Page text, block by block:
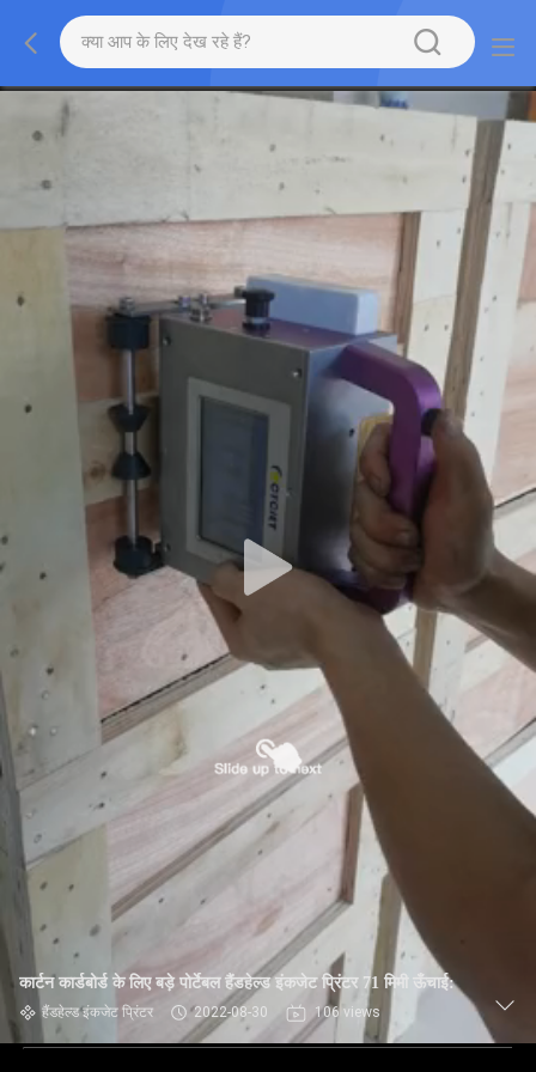
कार्टन कार्डबोर्ड के लिए बड़े पोर्टेबल हैंडहेल्ड इंकजेट प्रिंटर 71 मिमी ऊँचाई:
हैंडहेल्ड इंकजेट प्रिंटर 2022-08-30 106 views